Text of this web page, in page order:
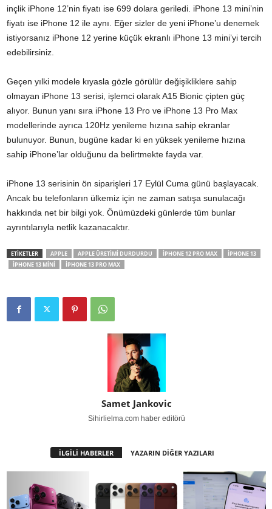
inçlik iPhone 12’nin fiyatı ise 699 dolara geriledi. iPhone 13 mini’nin
fiyatı ise iPhone 12 ile aynı. Eğer sizler de yeni iPhone’u denemek
istiyorsanız iPhone 12 yerine küçük ekranlı iPhone 13 mini’yi tercih
edebilirsiniz.
Geçen yılki modele kıyasla gözle görülür değişikliklere sahip
olmayan iPhone 13 serisi, işlemci olarak A15 Bionic çipten güç
alıyor. Bunun yanı sıra iPhone 13 Pro ve iPhone 13 Pro Max
modellerinde ayrıca 120Hz yenileme hızına sahip ekranlar
bulunuyor. Bunun, bugüne kadar ki en yüksek yenileme hızına
sahip iPhone’lar olduğunu da belirtmekte fayda var.
iPhone 13 serisinin ön siparişleri 17 Eylül Cuma günü başlayacak.
Ancak bu telefonların ülkemiz için ne zaman satışa sunulacağı
hakkında net bir bilgi yok. Önümüzdeki günlerde tüm bunlar
ayrıntılarıyla netlik kazanacaktır.
ETİKETLER APPLE APPLE ÜRETIMI DURDURDU IPHONE 12 PRO MAX
IPHONE 13
IPHONE 13 MINI
IPHONE 13 PRO MAX
Samet Jankovic
Sihirlielma.com haber editörü
İLGİLİ HABERLER YAZARIN DİĞER YAZILARI